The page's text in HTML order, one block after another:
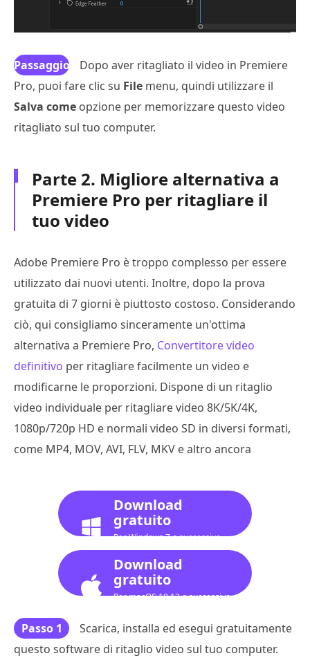
Passaggio
5
Dopo aver ritagliato il video in Premiere
Pro, puoi fare clic su File menu, quindi utilizzare il
Salva come opzione per memorizzare questo video
ritagliato sul tuo computer.
Parte 2. Migliore alternativa a
Premiere Pro per ritagliare il
tuo video
Adobe Premiere Pro è troppo complesso per essere
utilizzato dai nuovi utenti. Inoltre, dopo la prova
gratuita di 7 giorni è piuttosto costoso. Considerando
ciò, qui consigliamo sinceramente un'ottima
alternativa a Premiere Pro, Convertitore video
definitivo per ritagliare facilmente un video e
modificarne le proporzioni. Dispone di un ritaglio
video individuale per ritagliare video 8K/5K/4K,
1080p/720p HD e normali video SD in diversi formati,
come MP4, MOV, AVI, FLV, MKV e altro ancora
Download
gratuito
Per Windows 7 o successivo
Download
gratuito
Per macOS 10.12 o successivo
Passo 1
Scarica, installa ed esegui gratuitamente
questo software di ritaglio video sul tuo computer.